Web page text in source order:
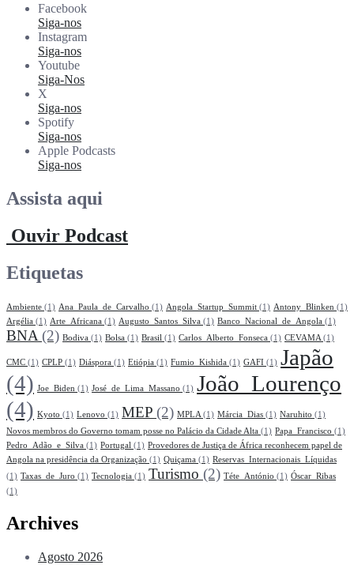
Facebook
Siga-nos
Instagram
Siga-nos
Youtube
Siga-Nos
X
Siga-nos
Spotify
Siga-nos
Apple Podcasts
Siga-nos
Assista aqui
Ouvir Podcast
Etiquetas
Ambiente (1) Ana_Paula_de_Carvalho (1) Angola_Startup_Summit (1) Antony_Blinken (1)
Argélia (1) Arte_Africana (1) Augusto_Santos_Silva (1) Banco_Nacional_de_Angola (1)
BNA(2) Bodiva (1) Bolsa (1) Brasil (1) Carlos_Alberto_Fonseca (1) CEVAMA(1)
CMC (1) CPLP (1) Diáspora (1) Etiópia (1) Fumio_Kishida (1) GAFI (1) Japão
(4) Joe_Biden (1) José_de_Lima_Massano (1) João_Lourenço
(4) Kyoto (1) Lenovo (1) MEP (2) MPLA(1) Márcia_Dias (1) Naruhito (1)
Novos membros do Governo tomam posse no Palácio da Cidade Alta (1) Papa_Francisco (1)
Pedro_Adão_e_Silva (1) Portugal (1) Provedores de Justiça de África reconhecem papel de
Angola na presidência da Organização (1) Quiçama (1) Reservas_Internacionais_Líquidas
(1) Taxas_de_Juro (1) Tecnologia (1) Turismo (2) Téte_António (1) Óscar_Ribas
(1)
Archives
Agosto 2026